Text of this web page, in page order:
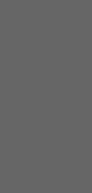
(FAQ)
nadal się
życia?